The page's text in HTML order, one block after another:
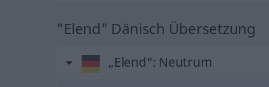
"Elend" Dänisch Übersetzung
„Elend“: Neutrum